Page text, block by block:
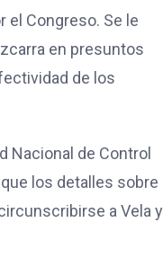
el Congreso. Se le
en presuntos
de los
Nacional de Control
los detalles sobre
a Vela y